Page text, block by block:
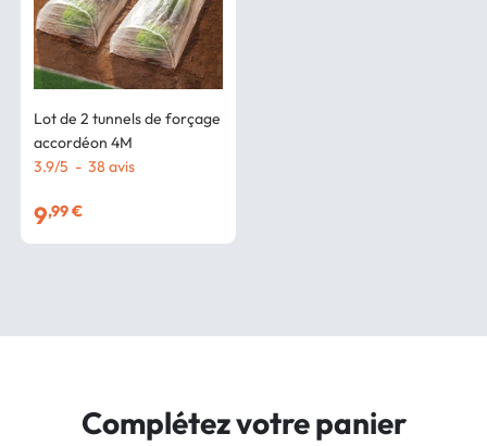
Lot de 2 tunnels de forçage
accordéon 4M
3.9/5 - 38 avis
9,99 €
Complétez votre panier